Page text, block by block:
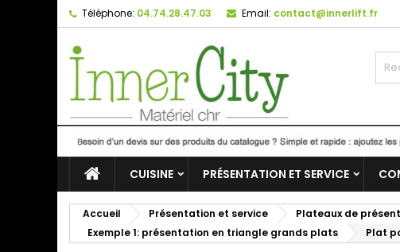
Téléphone: 04.74.28.47.03 Email: contact@innerlift.fr
CUISINE PRÉSENTATION ET SERVICE
Accueil Présentation et service Plateaux de
Exemple 1: présentation en triangle grands plats
Plat